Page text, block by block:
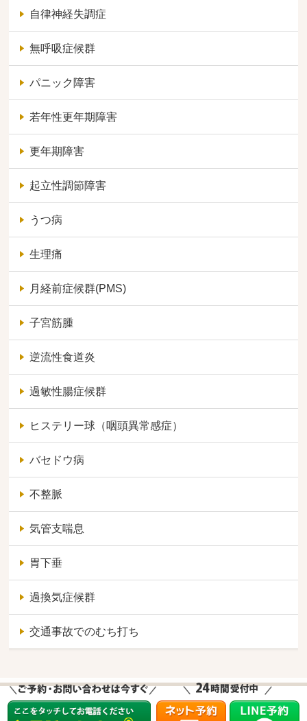
自律神経失調症
無呼吸症候群
パニック障害
若年性更年期障害
更年期障害
起立性調節障害
うつ病
生理痛
月経前症候群(PMS)
子宮筋腫
逆流性食道炎
過敏性腸症候群
ヒステリー球（咽頭異常感症）
バセドウ病
不整脈
気管支喘息
胃下垂
過換気症候群
交通事故でのむち打ち